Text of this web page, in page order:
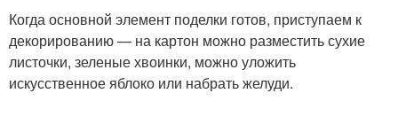
Когда основной элемент поделки готов, приступаем к
декорированию — на картон можно разместить сухие
листочки, зеленые хвоинки, можно уложить
искусственное яблоко или набрать желуди.